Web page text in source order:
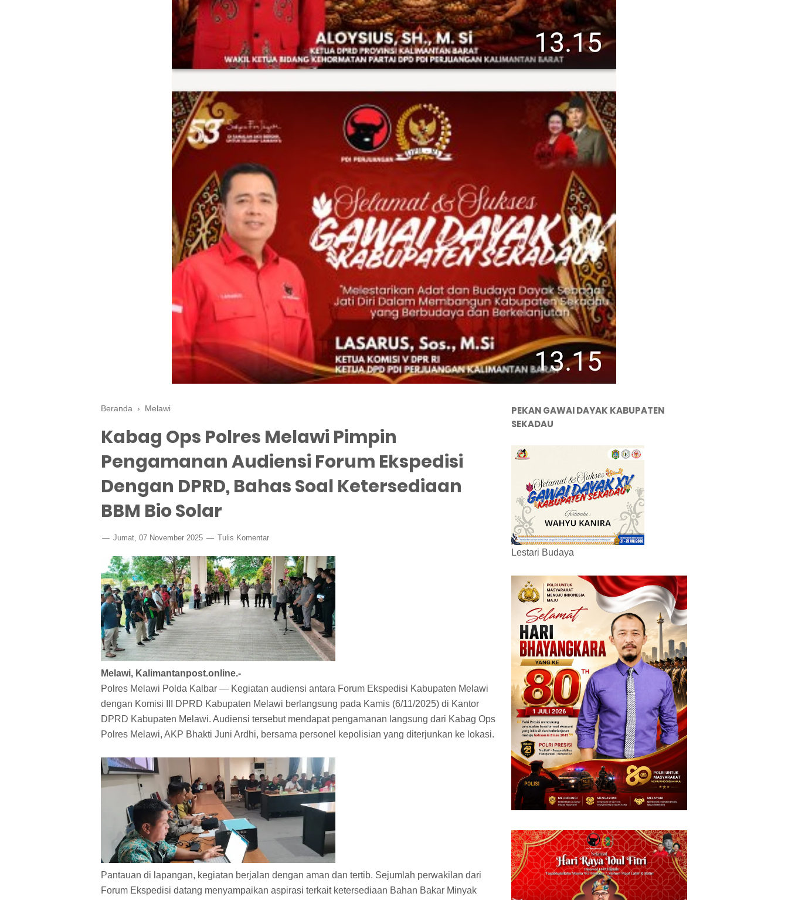
Beranda › Melawi
Kabag Ops Polres Melawi Pimpin
Pengamanan Audiensi Forum Ekspedisi
Dengan DPRD, Bahas Soal Ketersediaan
BBM Bio Solar
Jumat, 07 November 2025 Tulis Komentar
Melawi, Kalimantanpost.online.-
Polres Melawi Polda Kalbar — Kegiatan audiensi antara Forum Ekspedisi Kabupaten Melawi
dengan Komisi III DPRD Kabupaten Melawi berlangsung pada Kamis (6/11/2025) di Kantor
DPRD Kabupaten Melawi. Audiensi tersebut mendapat pengamanan langsung dari Kabag Ops
Polres Melawi, AKP Bhakti Juni Ardhi, bersama personel kepolisian yang diterjunkan ke lokasi.
Pantauan di lapangan, kegiatan berjalan dengan aman dan tertib. Sejumlah perwakilan dari
Forum Ekspedisi datang menyampaikan aspirasi terkait ketersediaan Bahan Bakar Minyak
PEKAN GAWAI DAYAK KABUPATEN
SEKADAU
Lestari Budaya